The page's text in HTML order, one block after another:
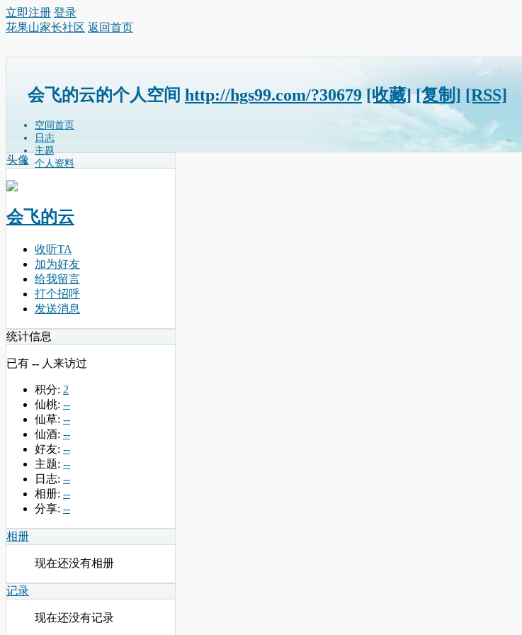
立即注册 登录
花果山家长社区 返回首页
会飞的云的个人空间 http://hgs99.com/?30679 [收藏] [复制] [RSS]
空间首页
日志
主题
个人资料
头像
会飞的云
收听TA
加为好友
给我留言
打个招呼
发送消息
统计信息
已有 -- 人来访过
积分: 2
仙桃: --
仙草: --
仙酒: --
好友: --
主题: --
日志: --
相册: --
分享: --
相册
现在还没有相册
记录
现在还没有记录